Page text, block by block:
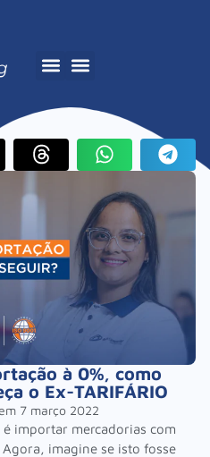
à 0%, como
o Ex-TARIFÁRIO
7 março 2022
importar mercadorias com
imagine se isto fosse